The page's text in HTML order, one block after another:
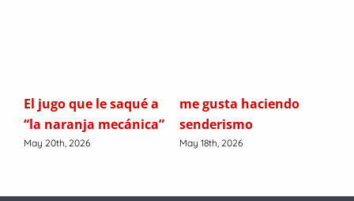
El jugo que le saqué a
“la naranja mecánica”
May 20th, 2026
me gusta haciendo
senderismo
May 18th, 2026